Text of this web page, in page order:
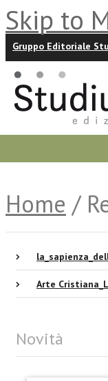
Skip to
Gruppo Editoriale
Home /
Arte
Novità